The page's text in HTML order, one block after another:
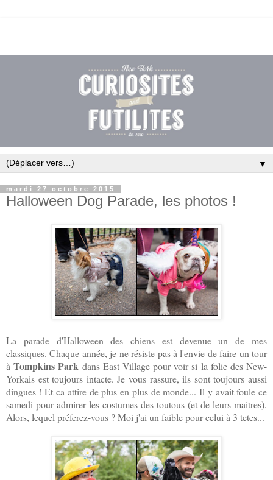
▼
mardi 27 octobre 2015
Halloween Dog Parade, les photos !
La parade d'Halloween des chiens est devenue un de mes
classiques. Chaque année, je ne résiste pas à l'envie de faire un tour
àTompkins Park dans East Village pour voir si la folie des New-
Yorkais est toujours intacte. Je vous rassure, ils sont toujours aussi
dingues ! Et ca attire de plus en plus de monde... Il y avait foule ce
samedi pour admirer les costumes des toutous (et de leurs maitres).
Alors, lequel préferez-vous ? Moi j'ai un faible pour celui à 3 tetes...